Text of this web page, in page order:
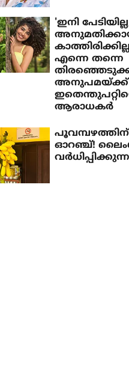
'ഇനി
എന്നെ തന്നെ
അനുപമയ്ക്ക്
ആരാധകർ
പൂവമ്പഴത്തിന്
ഓറഞ്ച്!